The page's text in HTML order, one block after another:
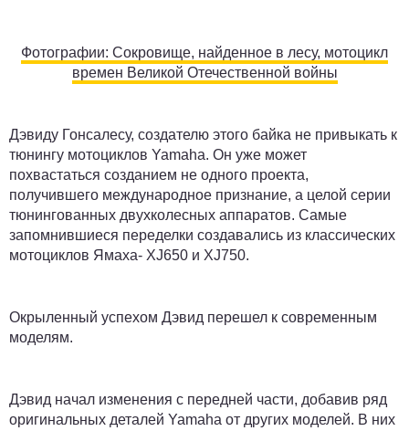
Фотографии: Сокровище, найденное в лесу, мотоцикл
времен Великой Отечественной войны
Дэвиду Гонсалесу, создателю этого байка не привыкать к
тюнингу мотоциклов Yamaha. Он уже может
похвастаться созданием не одного проекта,
получившего международное признание, а целой серии
тюнингованных двухколесных аппаратов. Самые
запомнившиеся переделки создавались из классических
мотоциклов Ямаха- XJ650 и XJ750.
Окрыленный успехом Дэвид перешел к современным
моделям.
Дэвид начал изменения с передней части, добавив ряд
оригинальных деталей Yamaha от других моделей. В них